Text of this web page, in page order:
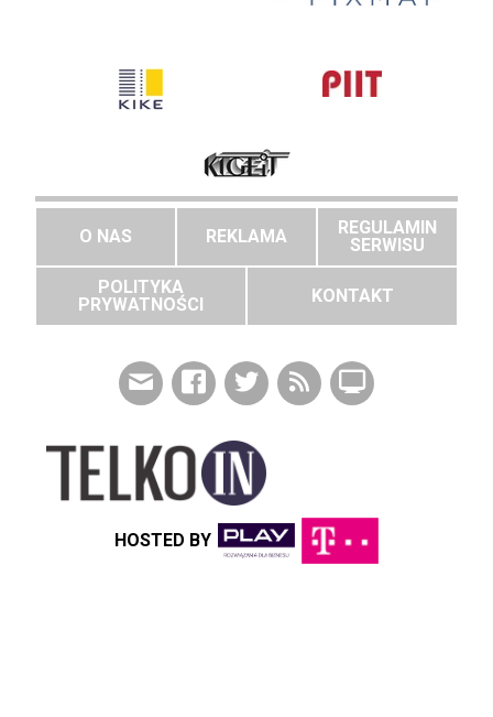
O NAS REKLAMA
REGULAMIN
SERWISU
POLITYKA
PRYWATNOŚCI
KONTAKT
HOSTED BY